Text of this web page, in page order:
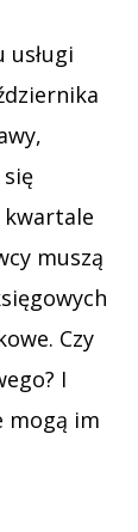
usługi
kwartale
muszą
Czy
I
mogą im